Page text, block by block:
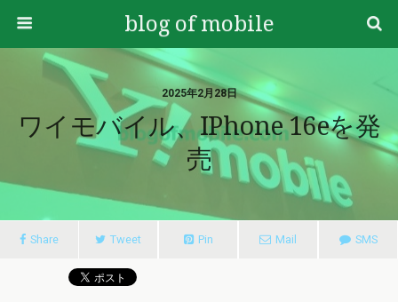
blog of mobile
2025年2月28日
ワイモバイル、iPhone 16eを発
売
Share Tweet Pin Mail SMS